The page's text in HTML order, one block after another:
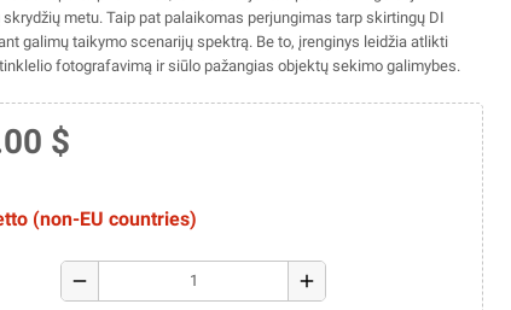
metu. Taip pat palaikomas perjungimas tarp skirtingų DI
galimų taikymo scenarijų spektrą. Be to, įrenginys leidžia atlikti
fotografavimą ir siūlo pažangias objektų sekimo galimybes.
$
(non-EU countries)
remove add